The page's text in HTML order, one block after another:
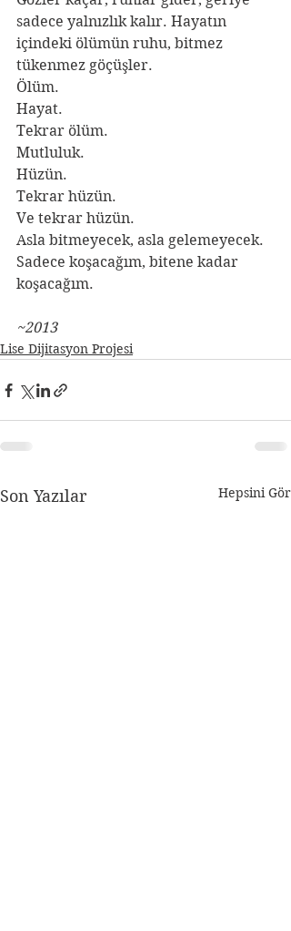
sadece yalnızlık kalır. Hayatın
içindeki ölümün ruhu, bitmez
tükenmez göçüşler.
Ölüm.
Hayat.
Tekrar ölüm.
Mutluluk.
Hüzün.
Tekrar hüzün.
Ve tekrar hüzün.
Asla bitmeyecek, asla gelemeyecek.
Sadece koşacağım, bitene kadar
koşacağım.
~2013
Lise Dijitasyon Projesi
Son Yazılar Hepsini Gör